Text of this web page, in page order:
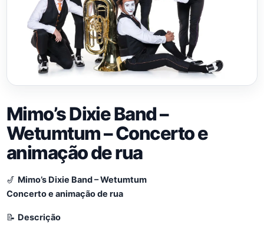
Mimo’s Dixie Band –
Wetumtum – Concerto e
animação de rua
🎷 Mimo’s Dixie Band – Wetumtum
Concerto e animação de rua
📝 Descrição